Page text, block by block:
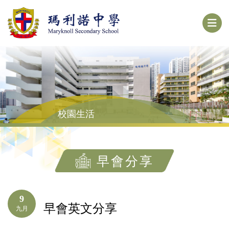
校園生活
早會分享
9
九月 早會英文分享